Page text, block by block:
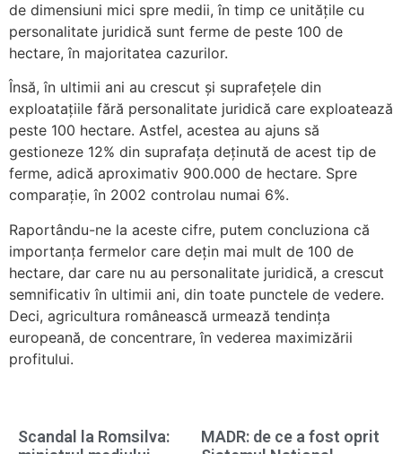
de dimensiuni mici spre medii, în timp ce unităţile cu
personalitate juridică sunt ferme de peste 100 de
hectare, în majoritatea cazurilor.
Însă, în ultimii ani au crescut şi suprafeţele din
exploataţiile fără personalitate juridică care exploatează
peste 100 hectare. Astfel, acestea au ajuns să
gestioneze 12% din suprafaţa deţinută de acest tip de
ferme, adică aproximativ 900.000 de hectare. Spre
comparație, în 2002 controlau numai 6%.
Raportându-ne la aceste cifre, putem concluziona că
importanţa fermelor care dețin mai mult de 100 de
hectare, dar care nu au personalitate juridică, a crescut
semnificativ în ultimii ani, din toate punctele de vedere.
Deci, agricultura românească urmează tendința
europeană, de concentrare, în vederea maximizării
profitului.
Scandal la Romsilva:
MADR: de ce a fost oprit